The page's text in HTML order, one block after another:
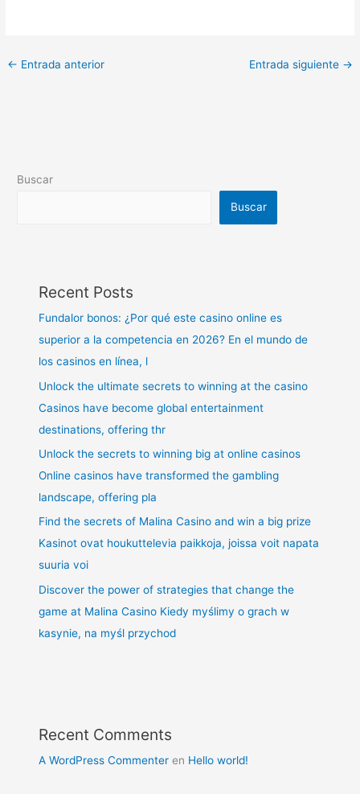
← Entrada anterior Entrada siguiente →
Buscar
Buscar
Recent Posts
Fundalor bonos: ¿Por qué este casino online es
superior a la competencia en 2026? En el mundo de
los casinos en línea, l
Unlock the ultimate secrets to winning at the casino
Casinos have become global entertainment
destinations, offering thr
Unlock the secrets to winning big at online casinos
Online casinos have transformed the gambling
landscape, offering pla
Find the secrets of Malina Casino and win a big prize
Kasinot ovat houkuttelevia paikkoja, joissa voit napata
suuria voi
Discover the power of strategies that change the
game at Malina Casino Kiedy myślimy o grach w
kasynie, na myśl przychod
Recent Comments
A WordPress Commenter en Hello world!